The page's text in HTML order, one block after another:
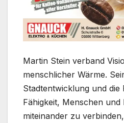
Martin Stein verband
menschlicher Wärme.
Stadtentwicklung und die
Fähigkeit, Menschen und
miteinander zu